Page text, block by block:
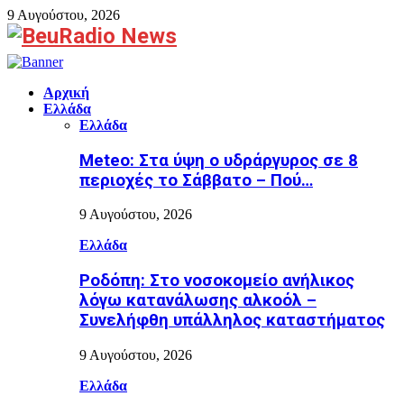
9 Αυγούστου, 2026
Facebook
Αρχική
Ελλάδα
Ελλάδα
Meteo: Στα ύψη ο υδράργυρος σε 8
περιοχές το Σάββατο – Πού…
9 Αυγούστου, 2026
Ελλάδα
Ροδόπη: Στο νοσοκομείο ανήλικος
λόγω κατανάλωσης αλκοόλ –
Συνελήφθη υπάλληλος καταστήματος
9 Αυγούστου, 2026
Ελλάδα